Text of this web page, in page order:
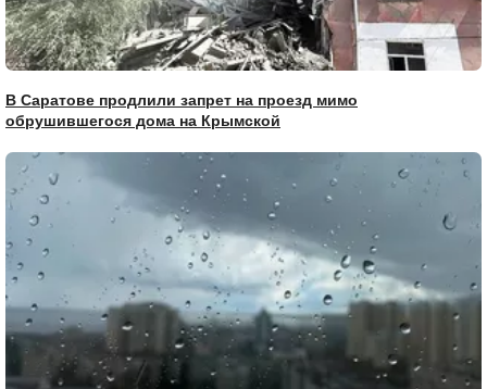
В Саратове продлили запрет на проезд мимо
обрушившегося дома на Крымской